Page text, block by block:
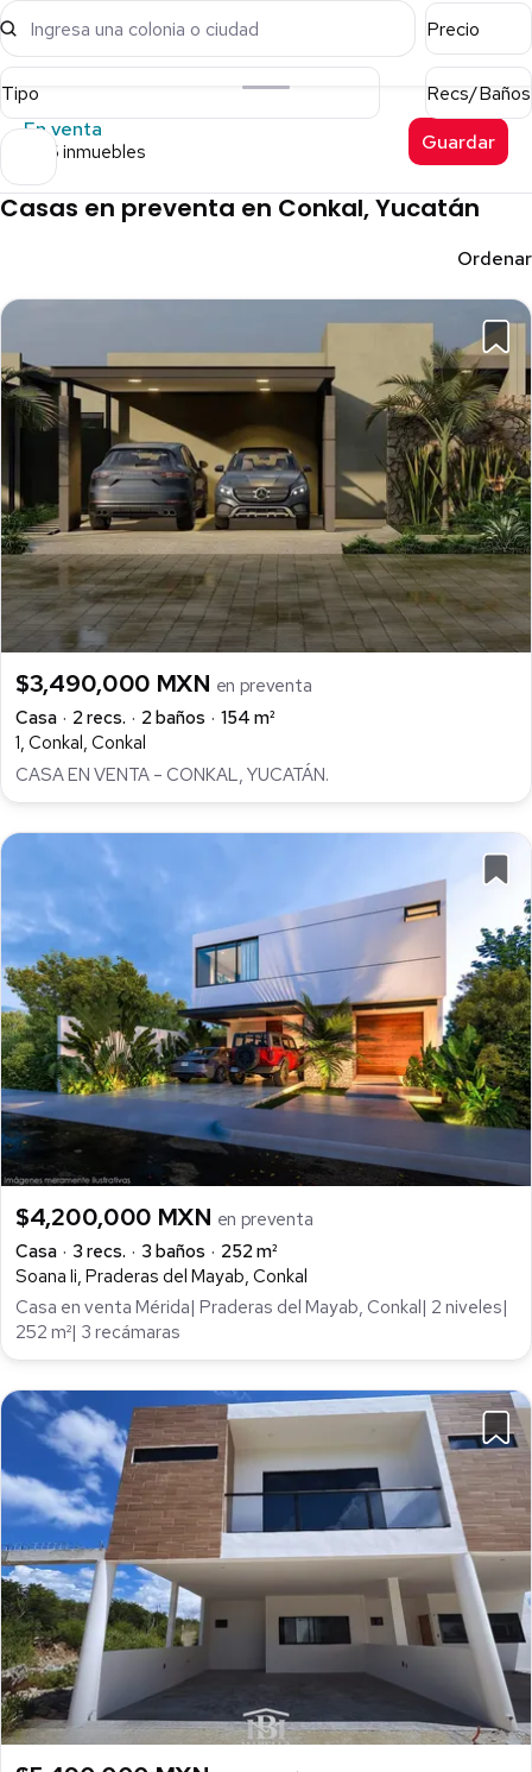
Ingresa una colonia o ciudad Precio
Tipo
Recs/Baños
En venta
706 inmuebles Guardar
Casas en preventa en Conkal, Yucatán
Ordenar
$3,490,000 MXN en preventa
Casa
2 recs. 2 baños
154 m²
1, Conkal, Conkal
CASA EN VENTA – CONKAL, YUCATÁN.
$4,200,000 MXN en preventa
Casa
3 recs. 3 baños
252 m²
Soana Ii, Praderas del Mayab, Conkal
Casa en venta Mérida| Praderas del Mayab, Conkal| 2 niveles|
252 m²| 3 recámaras